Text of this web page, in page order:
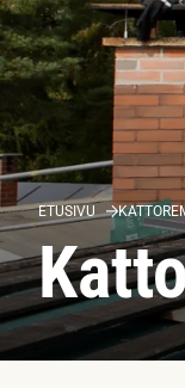
ETUSIVU